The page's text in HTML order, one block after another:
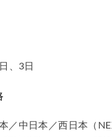
、3日
／中日本／西日本（